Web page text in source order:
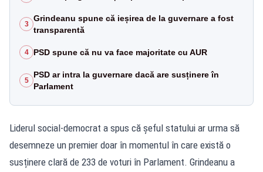
3
Grindeanu spune că ieșirea de la guvernare a fost
transparentă
4 PSD spune că nu va face majoritate cu AUR
5
PSD ar intra la guvernare dacă are susținere în
Parlament
Liderul social-democrat a spus că șeful statului ar urma să
desemneze un premier doar în momentul în care există o
susținere clară de 233 de voturi în Parlament. Grindeanu a